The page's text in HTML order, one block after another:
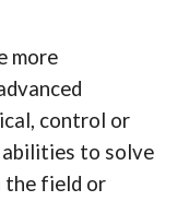
control or
abilities to solve
the field or